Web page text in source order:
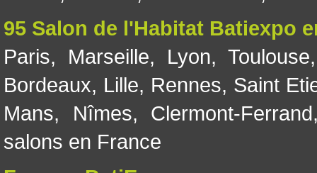
95 Salon de l'Habitat Batiexpo
Paris, Marseille, Lyon, Toulouse
Bordeaux, Lille, Rennes, Saint
Mans, Nîmes, Clermont-Ferrand
salons en France